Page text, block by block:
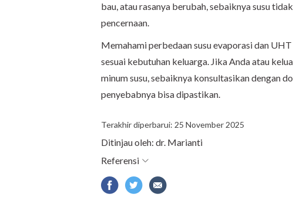
bau, atau rasanya berubah, sebaiknya susu
pencernaan.
Memahami perbedaan susu evaporasi dan
sesuai kebutuhan keluarga. Jika Anda atau
minum susu, sebaiknya konsultasikan dengan
penyebabnya bisa dipastikan.
Terakhir diperbarui: 25 November 2025